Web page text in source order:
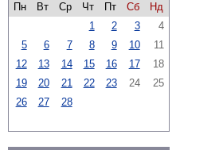
Пн
Вт Ср Чт Пт Сб
Нд
1
2 3
4
5
6 7 8 9 10
11
12
13 14 15 16 17
18
19
20 21 22 23 24
25
26
27 28